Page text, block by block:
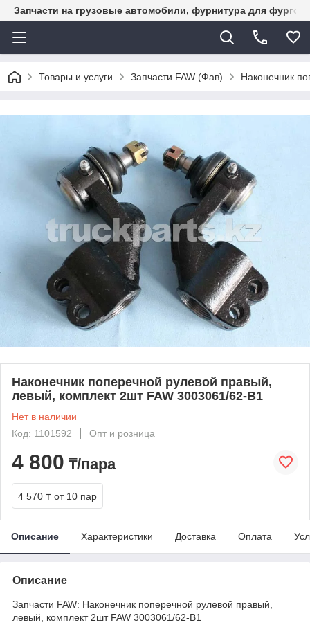
Запчасти на грузовые автомобили, фурнитура для
Товары и услуги Запчасти FAW (Фав) Наконечник
Наконечник поперечной рулевой правый,
левый, комплект 2шт FAW 3003061/62-B1
Нет в наличии
Код: 1101592
Опт и розница
4 800 ₸/пара
4 570 ₸ от 10 пар
Описание Характеристики Доставка Оплата
Описание
Запчасти FAW: Наконечник поперечной рулевой правый,
левый, комплект 2шт FAW 3003061/62-B1